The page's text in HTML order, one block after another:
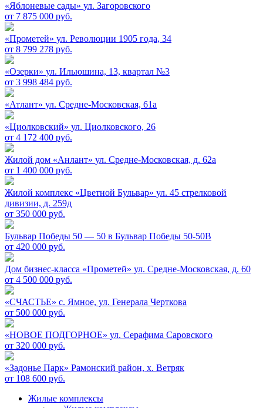
«Яблоневые сады» ул. Загоровского
от 7 875 000 руб.
«Прометей» ул. Революции 1905 года, 34
от 8 799 278 руб.
«Озерки» ул. Ильюшина, 13, квартал №3
от 3 998 484 руб.
«Атлант» ул. Средне-Московская, 61а
«Циолковский» ул. Циолковского, 26
от 4 172 400 руб.
Жилой дом «Анлант» ул. Средне-Московская, д. 62а
от 1 400 000 руб.
Жилой комплекс «Цветной Бульвар» ул. 45 стрелковой
дивизии, д. 259д
от 350 000 руб.
Бульвар Победы 50 — 50 в Бульвар Победы 50-50В
от 420 000 руб.
Дом бизнес-класса «Прометей» ул. Средне-Московская, д. 60
от 4 500 000 руб.
«СЧАСТЬЕ» c. Ямное, ул. Генерала Черткова
от 500 000 руб.
«НОВОЕ ПОДГОРНОЕ» ул. Серафима Саровского
от 320 000 руб.
«Задонье Парк» Рамонский район, х. Ветряк
от 108 600 руб.
Жилые комплексы